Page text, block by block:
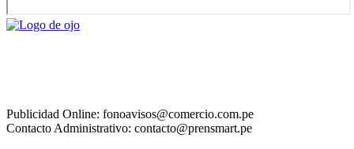
Publicidad Online: fonoavisos@comercio.com.pe
Contacto Administrativo: contacto@prensmart.pe